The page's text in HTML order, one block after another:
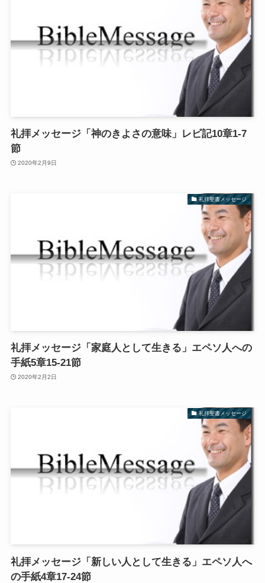
礼拝メッセージ「神のきよさの意味」レビ記10章1-7
節
2020年2月9日
礼拝聖書メッセージ
礼拝メッセージ「家庭人として生きる」エペソ人への
手紙5章15-21節
2020年2月2日
礼拝聖書メッセージ
礼拝メッセージ「新しい人として生きる」エペソ人へ
の手紙4章17-24節